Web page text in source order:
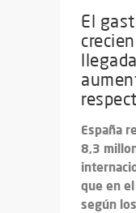
El
España
8,3
que en
según